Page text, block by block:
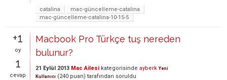
catalina
mac-güncelleme-catalina
mac-güncelleme-catalina-10-15-5
+1
oy
1
cevap
Macbook Pro Türkçe tuş nereden
bulunur?
21 Eylül 2013 Mac Ailesi kategorisinde ayberk Yeni
Kullanıcı (240 puan) tarafından soruldu